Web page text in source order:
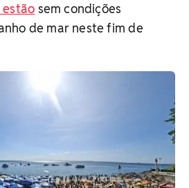
estão sem condições
de mar neste fim de